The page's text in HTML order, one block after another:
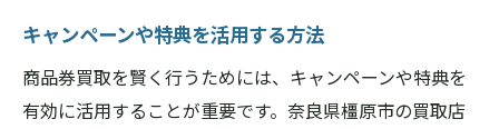
キャンペーンや特典を活用する方法
商品券買取を賢く行うためには、キャンペーンや特典を
有効に活用することが重要です。奈良県橿原市の買取店